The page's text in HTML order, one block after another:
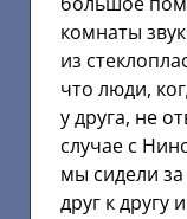
комнаты
из
что люди,
у друга, не
случае с
мы сидели
друг к другу